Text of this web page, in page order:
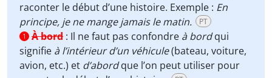
raconter le début d’une histoire. Exemple : En
principe, je ne mange jamais le matin.
PT
1 À bord : Il ne faut pas confondre à bordqui
signifie à l’intérieur d’un véhicule(bateau, voiture,
avion, etc.) et d’abordque l’on peut utiliser pour